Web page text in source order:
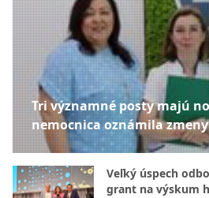
Tri významné posty majú
nemocnica oznámila zmeny
Veľký úspech
grant na výskum